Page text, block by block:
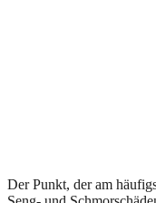
Der Punkt, der am